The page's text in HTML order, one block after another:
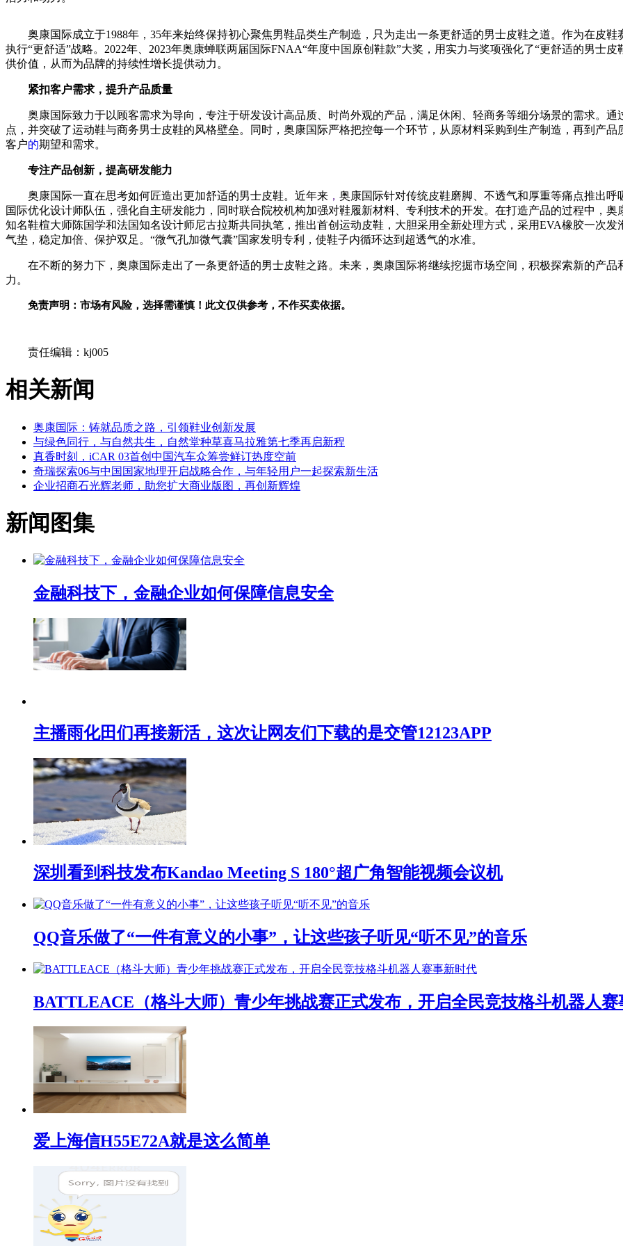
奥康国际成立于1988年，35年来始终保持初心聚焦男鞋品类生产制造，只为走出一条更舒适的男士皮鞋之道。作为在皮
执行“更舒适”战略。2022年、2023年奥康蝉联两届国际FNAA“年度中国原创鞋款”大奖，用实力与奖项强化了“更舒适的男士
供价值，从而为品牌的持续性增长提供动力。
紧扣客户需求，提升产品质量
奥康国际致力于以顾客需求为导向，专注于研发设计高品质、时尚外观的产品，满足休闲、轻商务等细分场景的需求。通
点，并突破了运动鞋与商务男士皮鞋的风格壁垒。同时，奥康国际严格把控每一个环节，从原材料采购到生产制造，再到产
客户的期望和需求。
专注产品创新，提高研发能力
奥康国际一直在思考如何匠造出更加舒适的男士皮鞋。 近年来 ， 奥康国际针对传统皮鞋磨脚、不透气和厚重等痛点推出
国际优化设计师队伍，强化自主研发能力，同时联合院校机构加强对鞋履新材料、专利技术的开发。在打造产品的过程中，
知名鞋楦大师陈国学和法国知名设计师尼古拉斯共同执笔，推出首创运动皮鞋，大胆采用全新处理方式，采用EVA橡胶一次发
气垫，稳定加倍、保护双足。“微气孔加微气囊”国家发明专利，使鞋子内循环达到超透气的水准。
在不断的努力下，奥康国际走出了一条更舒适的男士皮鞋之路。未来，奥康国际将继续挖掘市场空间，积极探索新的产
力。
免责声明：市场有风险，选择需谨慎！此文仅供参考，不作买卖依据。
责任编辑：kj005
相关新闻
奥康国际：铸就品质之路，引领鞋业创新发展
与绿色同行，与自然共生，自然堂种草喜马拉雅第七季再启新程
真香时刻，iCAR 03首创中国汽车众筹尝鲜订热度空前
奇瑞探索06与中国国家地理开启战略合作，与年轻用户一起探索新生活
企业招商石光辉老师，助您扩大商业版图，再创新辉煌
新闻图集
金融科技下，金融企业如何保障信息安全
主播雨化田们再接新活，这次让网友们下载的是交管12123APP
深圳看到科技发布Kandao Meeting S 180°超广角智能视频会议机
QQ音乐做了“一件有意义的小事”，让这些孩子听见“听不见”的音乐
BATTLEACE（格斗大师）青少年挑战赛正式发布，开启全民竞技格斗机器人赛
爱上海信H55E72A就是这么简单